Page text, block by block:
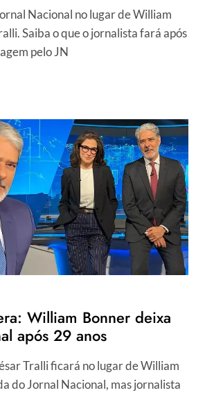
Nacional no lugar de William
Saiba o que o jornalista fará após
pelo JN
William Bonner deixa
após 29 anos
Tralli ficará no lugar de William
do Jornal Nacional, mas jornalista